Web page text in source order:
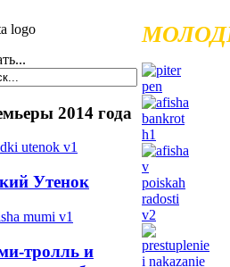
2014 года
Утенок
тролль и